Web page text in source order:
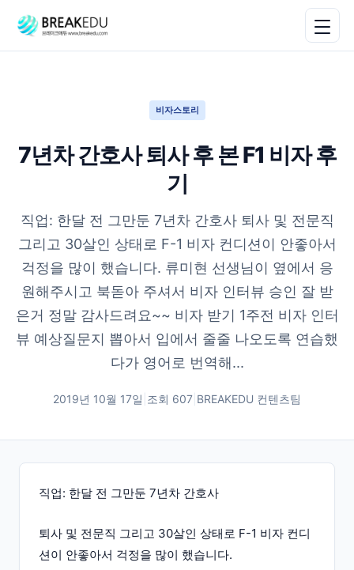
비자스토리
7년차 간호사 퇴사 후 본 F1 비자 후
기
직업: 한달 전 그만둔 7년차 간호사 퇴사 및 전문직
그리고 30살인 상태로 F-1 비자 컨디션이 안좋아서
걱정을 많이 했습니다. 류미현 선생님이 옆에서 응
원해주시고 북돋아 주셔서 비자 인터뷰 승인 잘 받
은거 정말 감사드려요~~ 비자 받기 1주전 비자 인터
뷰 예상질문지 뽑아서 입에서 줄줄 나오도록 연습했
다가 영어로 번역해...
2019년 10월 17일 조회 607 BREAKEDU 컨텐츠팀
직업: 한달 전 그만둔 7년차 간호사
퇴사 및 전문직 그리고 30살인 상태로 F-1 비자 컨디
션이 안좋아서 걱정을 많이 했습니다.